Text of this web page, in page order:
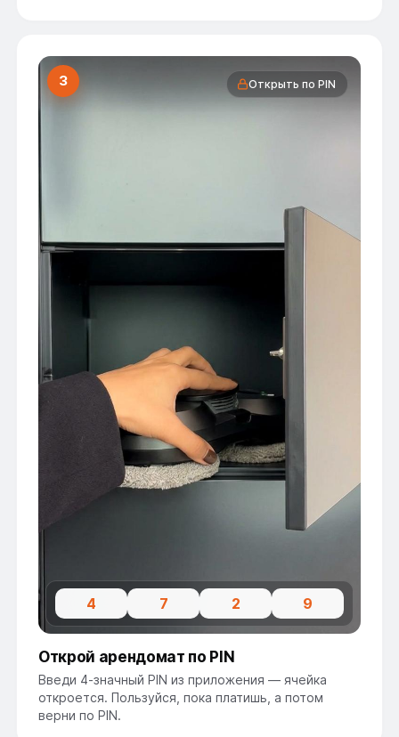
Оплатить аренду
3 Открыть по PIN
4 7 2 9
Открой арендомат по PIN
Введи 4-значный PIN из приложения — ячейка
откроется. Пользуйся, пока платишь, а потом
верни по PIN.